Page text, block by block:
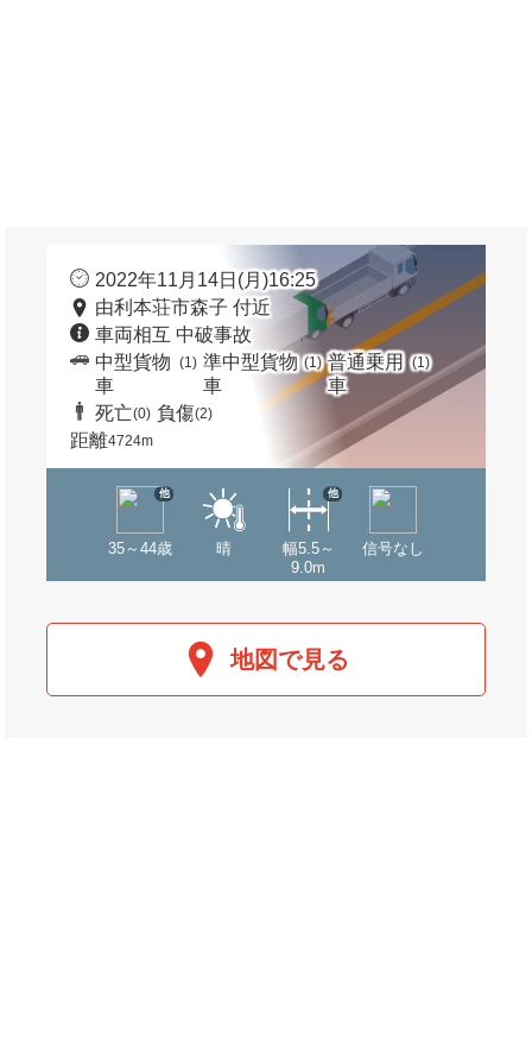
2022年11月14日(月)16:25
由利本荘市森子 付近
車両相互 中破事故
中型貨物
車
(1) 準中型貨物
車
(1) 普通乗用
車
(1)
死亡(0) 負傷(2)
距離4724m
35～44歳
他
晴
幅5.5～
9.0m
他
信号なし
地図で見る